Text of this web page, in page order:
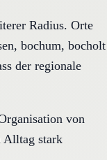
Radius. Orte
bochum, bocholt
der regionale
von
Alltag stark